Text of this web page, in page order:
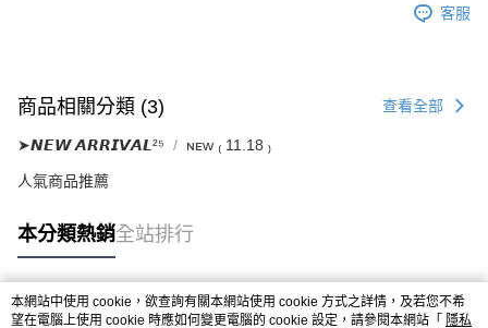
客服
商品相關分類 (3) 查看全部
➤𝙉𝙀𝙒 𝘼𝙍𝙍𝙄𝙑𝘼𝙇²⁵ ɴᴇᴡ ₍ 11.18 ₎
人氣商品推薦
本分類熱銷全站排行
熱門標籤
本網站中使用 cookie，欲查詢有關本網站使用 cookie 方式之詳情，及若您不希
望在電腦上使用 cookie 時應如何變更電腦的 cookie 設定，請參閱本網站「 隱私